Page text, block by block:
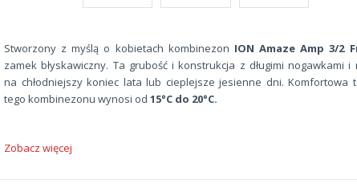
Stworzony z myślą o kobietach kombinezon ION Amaze Amp 3/2
zamek błyskawiczny. Ta grubość i konstrukcja z długimi nogawkami
na chłodniejszy koniec lata lub cieplejsze jesienne dni. Komfortowa
tego kombinezonu wynosi od 15°C do 20°C.
Zobacz więcej